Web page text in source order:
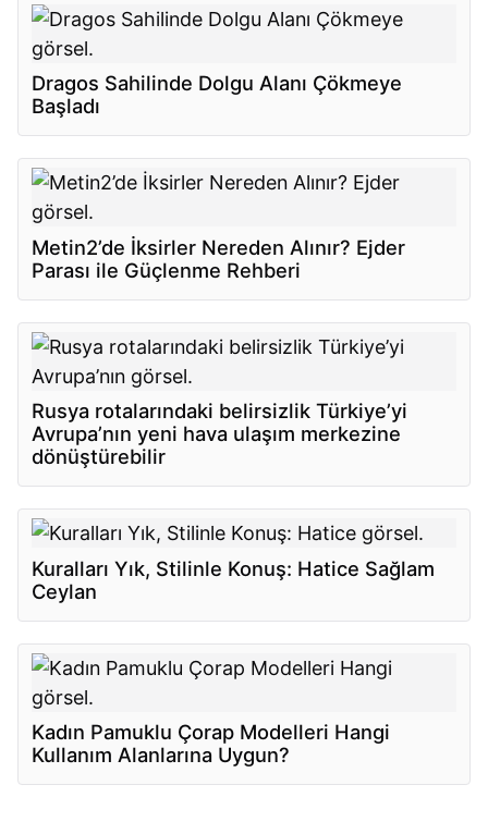
Dragos Sahilinde Dolgu Alanı Çökmeye
Başladı
Metin2’de İksirler Nereden Alınır? Ejder
Parası ile Güçlenme Rehberi
Rusya rotalarındaki belirsizlik Türkiye’yi
Avrupa’nın yeni hava ulaşım merkezine
dönüştürebilir
Kuralları Yık, Stilinle Konuş: Hatice Sağlam
Ceylan
Kadın Pamuklu Çorap Modelleri Hangi
Kullanım Alanlarına Uygun?